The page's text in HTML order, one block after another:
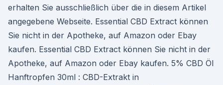
erhalten Sie ausschließlich über die in diesem Artikel
angegebene Webseite. Essential CBD Extract können
Sie nicht in der Apotheke, auf Amazon oder Ebay
kaufen. Essential CBD Extract können Sie nicht in der
Apotheke, auf Amazon oder Ebay kaufen. 5% CBD Öl
Hanftropfen 30ml : CBD-Extrakt in